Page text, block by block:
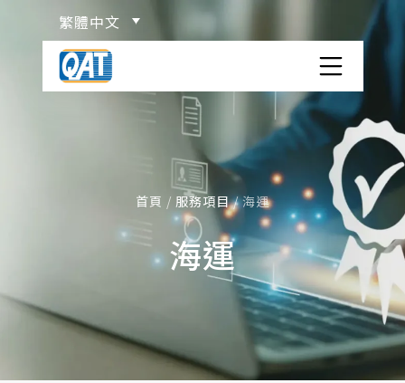
繁體中文
ISO TANK 貨櫃介紹
危險品分類
首頁 / 服務項目/海運
海運